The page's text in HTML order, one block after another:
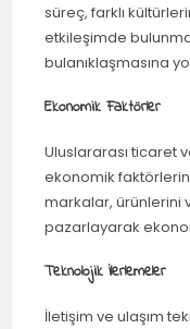
süreç, farklı
etkileşimde
bulanıklaşmasına
Ekonomik Faktörler
Uluslararası ticaret
ekonomik
markalar, ürünlerini
pazarlayarak
Teknolojik İlerlemeler
İletişim ve ulaşım